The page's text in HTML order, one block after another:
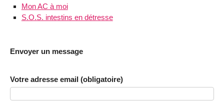
Mon AC à moi
S.O.S. intestins en détresse
Envoyer un message
Votre adresse email (obligatoire)